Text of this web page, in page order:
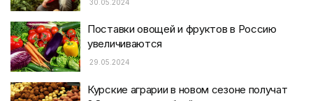
30.05.2024
Поставки овощей и фруктов в Россию
увеличиваются
29.05.2024
Курские аграрии в новом сезоне получат